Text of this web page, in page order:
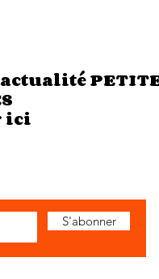
ici
S'abonner